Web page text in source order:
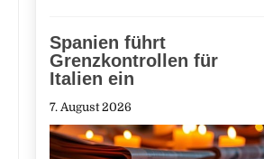
Spanien führt
Grenzkontrollen für
Italien ein
7. August 2026